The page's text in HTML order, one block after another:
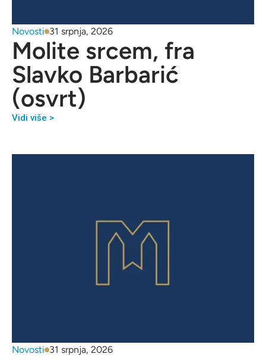
Novosti 31 srpnja, 2026
Molite srcem, fra
Slavko Barbarić
(osvrt)
Vidi više >
Novosti 31 srpnja, 2026